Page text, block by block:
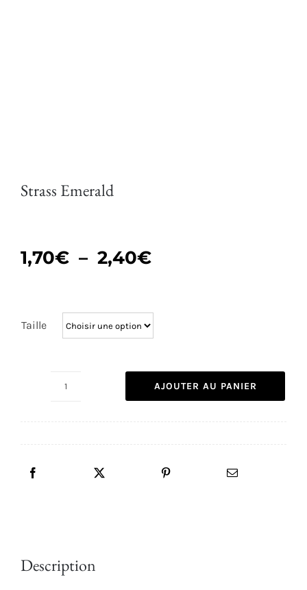
Strass Emerald
1,70€ – 2,40€Plage
1,70€
à
2,40€
Taille
AJOUTER AU PANIER
Description